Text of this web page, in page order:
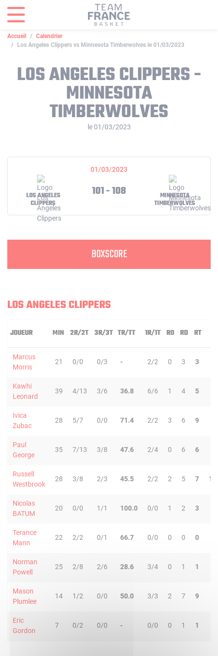
Accueil
Calendrier
Los Angeles Clippers vs Minnesota Timberwolves le 01/03/2023
LOS ANGELES CLIPPERS -
MINNESOTA
TIMBERWOLVES
le 01/03/2023
01/03/2023
LOS ANGELES
CLIPPERS
101 - 108
MINNESOTA
TIMBERWOLVES
BOXSCORE
LOS ANGELES CLIPPERS
JOUEUR MIN 2R/2T 3R/3T TR/TT 1R/1T RO RD RT
Marcus
Morris
21 0/0 0/3 - 2/2 0 3 3
Kawhi
Leonard
39 4/13 3/6 36.8 6/6 1 4 5
Ivica
Zubac
28 5/7 0/0 71.4 2/2 3 6 9
Paul
George
35 7/13 3/8 47.6 2/4 0 6 6
Russell
Westbrook
28 3/8 2/3 45.5 2/2 2 5 7 10
Nicolas
BATUM
20 0/0 1/1 100.0 0/0 1 2 3
Terance
Mann
22 2/2 0/1 66.7 0/0 0 0 0
Norman
Powell
25 2/8 2/6 28.6 3/4 0 1 1
Mason
Plumlee
14 1/2 0/0 50.0 3/3 2 7 9
Eric
Gordon
7 0/2 0/0 - 0/0 0 1 1
Panneau de gestion des cookies